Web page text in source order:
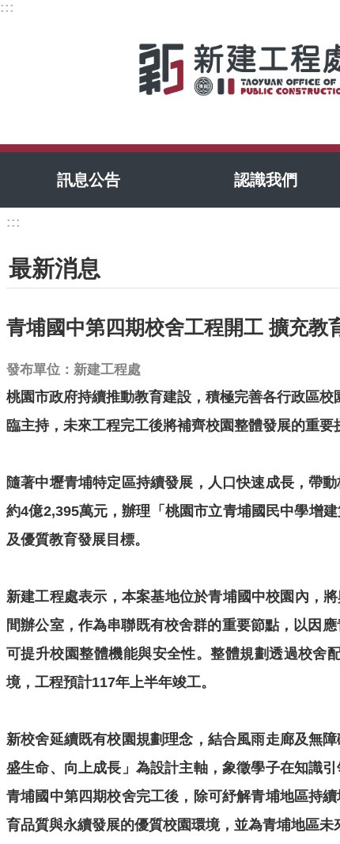
跳到主要內容區塊
:::
訊息公告 認識我們
:::
最新消息
青埔國中第四期校舍工程開工 擴充教
發布單位：新建工程處
桃園市政府持續推動教育建設，積極完善各行政區
臨主持，未來工程完工後將補齊校園整體發展的重
隨著中壢青埔特定區持續發展，人口快速成長，帶
約4億2,395萬元，辦理「桃園市立青埔國民中學增
及優質教育發展目標。
新建工程處表示，本案基地位於青埔國中校園內，
間辦公室，作為串聯既有校舍群的重要節點，以因
可提升校園整體機能與安全性。整體規劃透過校舍
境，工程預計117年上半年竣工。
新校舍延續既有校園規劃理念，結合風雨走廊及無
盛生命、向上成長」為設計主軸，象徵學子在知識
青埔國中第四期校舍完工後，除可紓解青埔地區持
育品質與永續發展的優質校園環境，並為青埔地區未